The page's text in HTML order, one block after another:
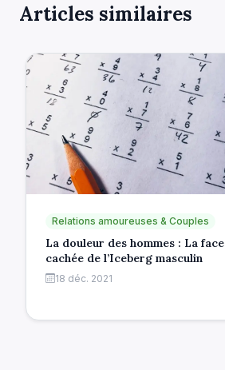
Articles similaires
Relations amoureuses & Couples
La douleur des hommes : La face
cachée de l’Iceberg masculin
18 déc. 2021